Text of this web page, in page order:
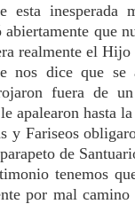
esta inesperada
abiertamente que
realmente el
dice que se
fuera de
apalearon hasta
Fariseos
de
tenemos
por mal camino